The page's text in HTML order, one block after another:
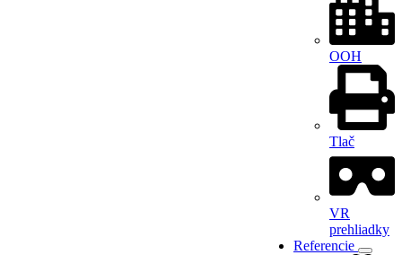
OOH
Tlač
VR
prehliadky
Referencie